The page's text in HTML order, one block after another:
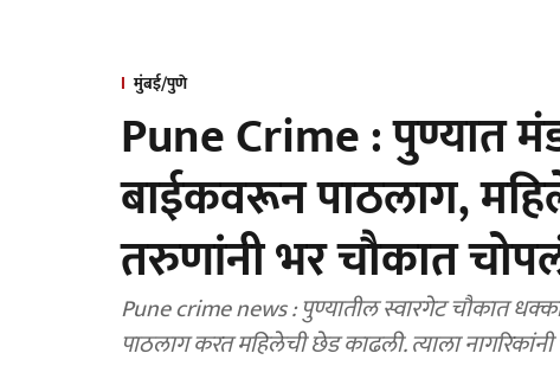
मुंबई/पुणे
Pune Crime : पुण्यात
बाईकवरून पाठलाग,
तरुणांनी भर चौकात
Pune crime news : पुण्यातील स्वारगेट चौकात
पाठलाग करत महिलेची छेड काढली. त्याला